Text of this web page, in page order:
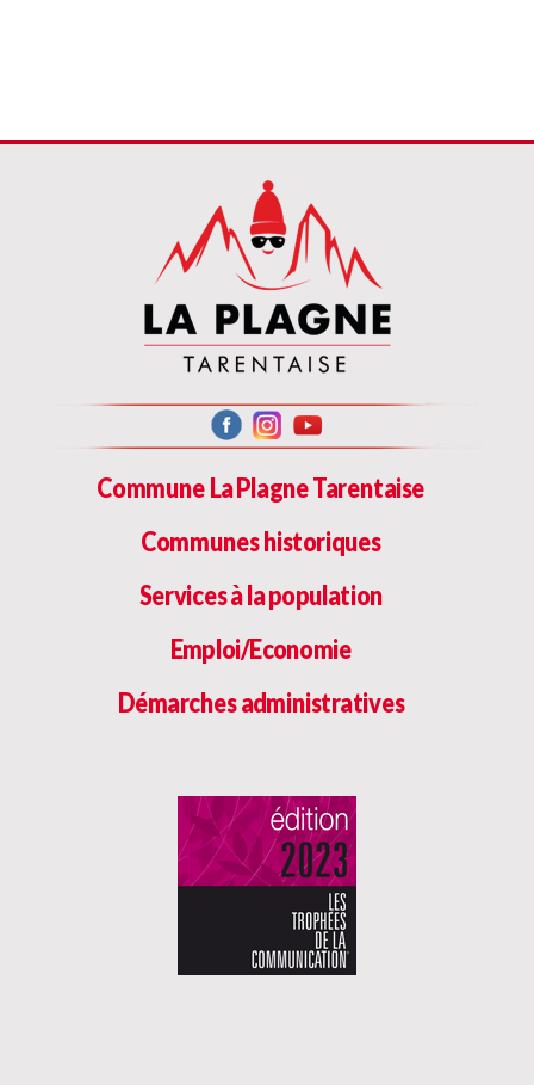
Commune La Plagne Tarentaise
Communes historiques
Services à la population
Emploi/Economie
Démarches administratives